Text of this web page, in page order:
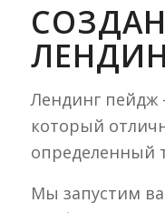
Лендинг пейдж
который
определенный
Мы запустим